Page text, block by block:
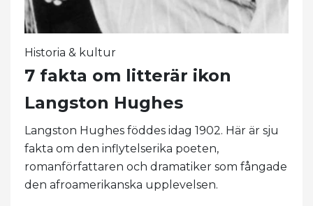
Historia & kultur
7 fakta om litterär ikon
Langston Hughes
Langston Hughes föddes idag 1902. Här är sju
fakta om den inflytelserika poeten,
romanförfattaren och dramatiker som fångade
den afroamerikanska upplevelsen.